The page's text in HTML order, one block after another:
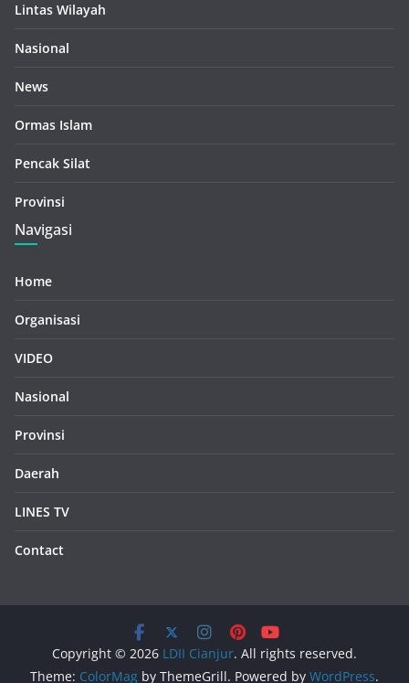
Lintas Wilayah
Nasional
News
Ormas Islam
Pencak Silat
Provinsi
Navigasi
Home
Organisasi
VIDEO
Nasional
Provinsi
Daerah
LINES TV
Contact
Copyright © 2026 LDII Cianjur. All rights reserved.
Theme: ColorMag by ThemeGrill. Powered by WordPress.